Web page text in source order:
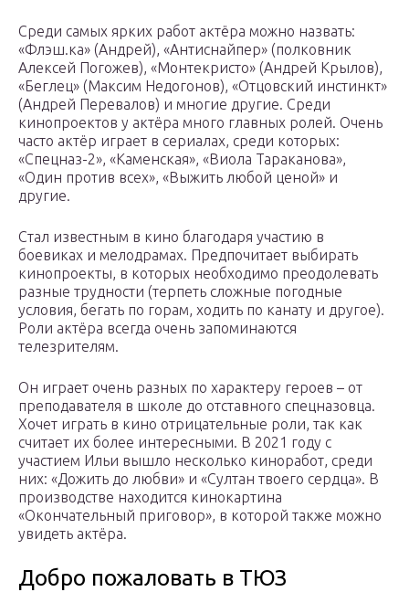
Среди самых ярких работ актёра можно назвать:
«Флэш.ка» (Андрей), «Антиснайпер» (полковник
Алексей Погожев), «Монтекристо» (Андрей Крылов),
«Беглец» (Максим Недогонов), «Отцовский инстинкт»
(Андрей Перевалов) и многие другие. Среди
кинопроектов у актёра много главных ролей. Очень
часто актёр играет в сериалах, среди которых:
«Спецназ-2», «Каменская», «Виола Тараканова»,
«Один против всех», «Выжить любой ценой» и
другие.
Стал известным в кино благодаря участию в
боевиках и мелодрамах. Предпочитает выбирать
кинопроекты, в которых необходимо преодолевать
разные трудности (терпеть сложные погодные
условия, бегать по горам, ходить по канату и другое).
Роли актёра всегда очень запоминаются
телезрителям.
Он играет очень разных по характеру героев – от
преподавателя в школе до отставного спецназовца.
Хочет играть в кино отрицательные роли, так как
считает их более интересными. В 2021 году с
участием Ильи вышло несколько киноработ, среди
них: «Дожить до любви» и «Султан твоего сердца». В
производстве находится кинокартина
«Окончательный приговор», в которой также можно
увидеть актёра.
Добро пожаловать в ТЮЗ